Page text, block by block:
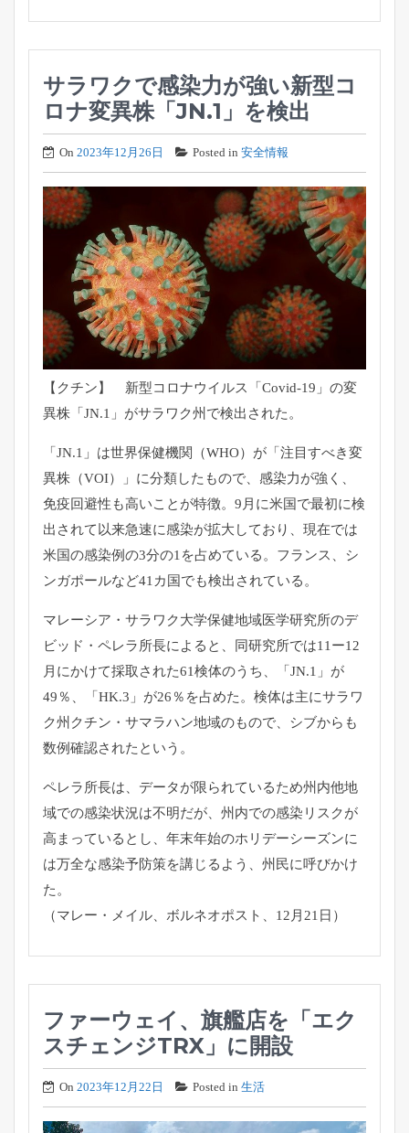
サラワクで感染力が強い新型コ
ロナ変異株「JN.1」を検出
On 2023年12月26日 Posted in 安全情報
【クチン】 新型コロナウイルス「Covid-19」の変
異株「JN.1」がサラワク州で検出された。
「JN.1」は世界保健機関（WHO）が「注目すべき変
異株（VOI）」に分類したもので、感染力が強く、
免疫回避性も高いことが特徴。9月に米国で最初に検
出されて以来急速に感染が拡大しており、現在では
米国の感染例の3分の1を占めている。フランス、シ
ンガポールなど41カ国でも検出されている。
マレーシア・サラワク大学保健地域医学研究所のデ
ビッド・ペレラ所長によると、同研究所では11ー12
月にかけて採取された61検体のうち、「JN.1」が
49％、「HK.3」が26％を占めた。検体は主にサラワ
ク州クチン・サマラハン地域のもので、シブからも
数例確認されたという。
ペレラ所長は、データが限られているため州内他地
域での感染状況は不明だが、州内での感染リスクが
高まっているとし、年末年始のホリデーシーズンに
は万全な感染予防策を講じるよう、州民に呼びかけ
た。
（マレー・メイル、ボルネオポスト、12月21日）
ファーウェイ、旗艦店を「エク
スチェンジTRX」に開設
On 2023年12月22日 Posted in 生活